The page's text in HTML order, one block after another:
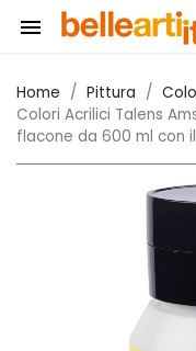

Home Pittura
Colori Acrilici Talens
flacone da 600 ml con